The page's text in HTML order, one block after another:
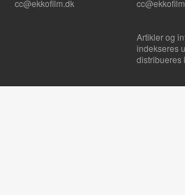
cc@ekkofilm.dk
Artikler og
indekseres
distribueres